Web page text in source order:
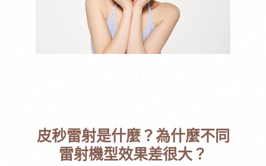
皮秒雷射是什麼？為什麼不同
雷射機型效果差很大？